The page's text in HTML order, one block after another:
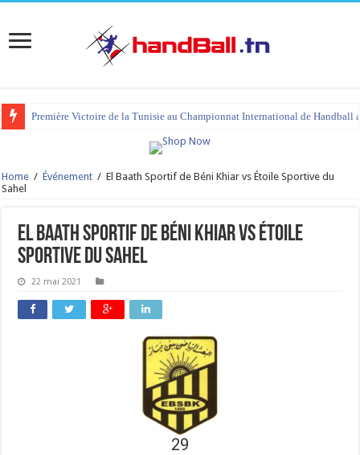
Première Victoire de la Tunisie au Championnat International de Handball
Home / Événement / El Baath Sportif de Béni Khiar vs Étoile Sportive du
Sahel
El Baath Sportif de Béni Khiar vs Étoile
Sportive du Sahel
22 mai 2021
29